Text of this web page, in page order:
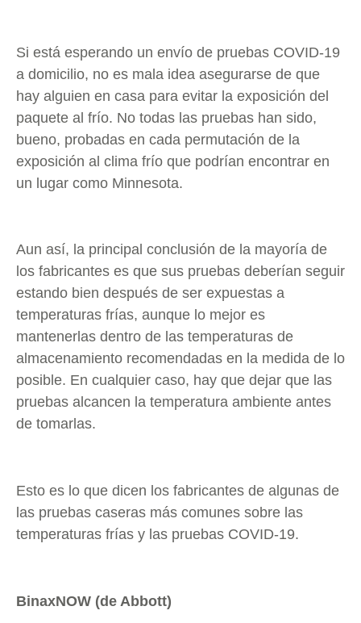
Si está esperando un envío de pruebas COVID-19
a domicilio, no es mala idea asegurarse de que
hay alguien en casa para evitar la exposición del
paquete al frío. No todas las pruebas han sido,
bueno, probadas en cada permutación de la
exposición al clima frío que podrían encontrar en
un lugar como Minnesota.
Aun así, la principal conclusión de la mayoría de
los fabricantes es que sus pruebas deberían seguir
estando bien después de ser expuestas a
temperaturas frías, aunque lo mejor es
mantenerlas dentro de las temperaturas de
almacenamiento recomendadas en la medida de lo
posible. En cualquier caso, hay que dejar que las
pruebas alcancen la temperatura ambiente antes
de tomarlas.
Esto es lo que dicen los fabricantes de algunas de
las pruebas caseras más comunes sobre las
temperaturas frías y las pruebas COVID-19.
BinaxNOW (de Abbott)